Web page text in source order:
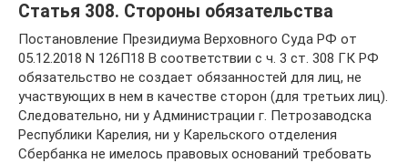
Статья 308. Стороны обязательства
Постановление Президиума Верховного Суда РФ от
05.12.2018 N 126П18 В соответствии с ч. 3 ст. 308 ГК РФ
обязательство не создает обязанностей для лиц, не
участвующих в нем в качестве сторон (для третьих лиц).
Следовательно, ни у Администрации г. Петрозаводска
Республики Карелия, ни у Карельского отделения
Сбербанка не имелось правовых оснований требовать